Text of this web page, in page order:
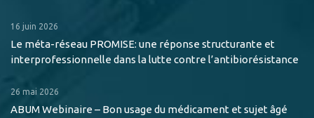
16 juin 2026
Le méta-réseau PROMISE: une réponse structurante et
interprofessionnelle dans la lutte contre l’antibiorésistance
26 mai 2026
ABUM Webinaire – Bon usage du médicament et sujet âgé